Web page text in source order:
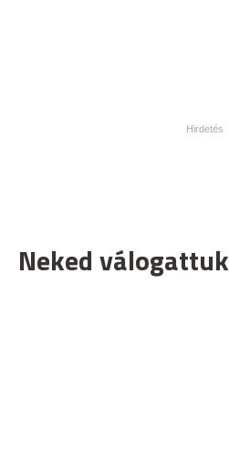
Neked válogattuk